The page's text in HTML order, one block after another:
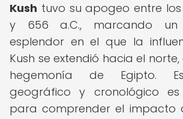
Kush tuvo su apogeo entre los
y 656 a.C., marcando
esplendor en el que la
Kush se extendió hacia el
hegemonía de Egipto.
geográfico y cronológico es
para comprender el impacto